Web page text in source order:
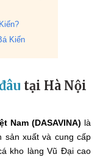
Kiến
tại Hà Nội
Nam (DASAVINA) là
sản xuất và cung cấp
kho làng Vũ Đại cao